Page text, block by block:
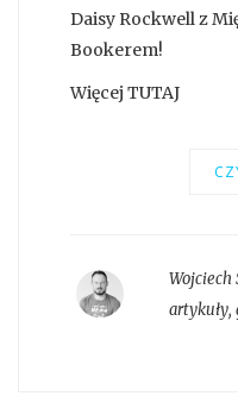
Daisy Rockwell z
Bookerem!
Więcej TUTAJ
Wojciech
artykuły,